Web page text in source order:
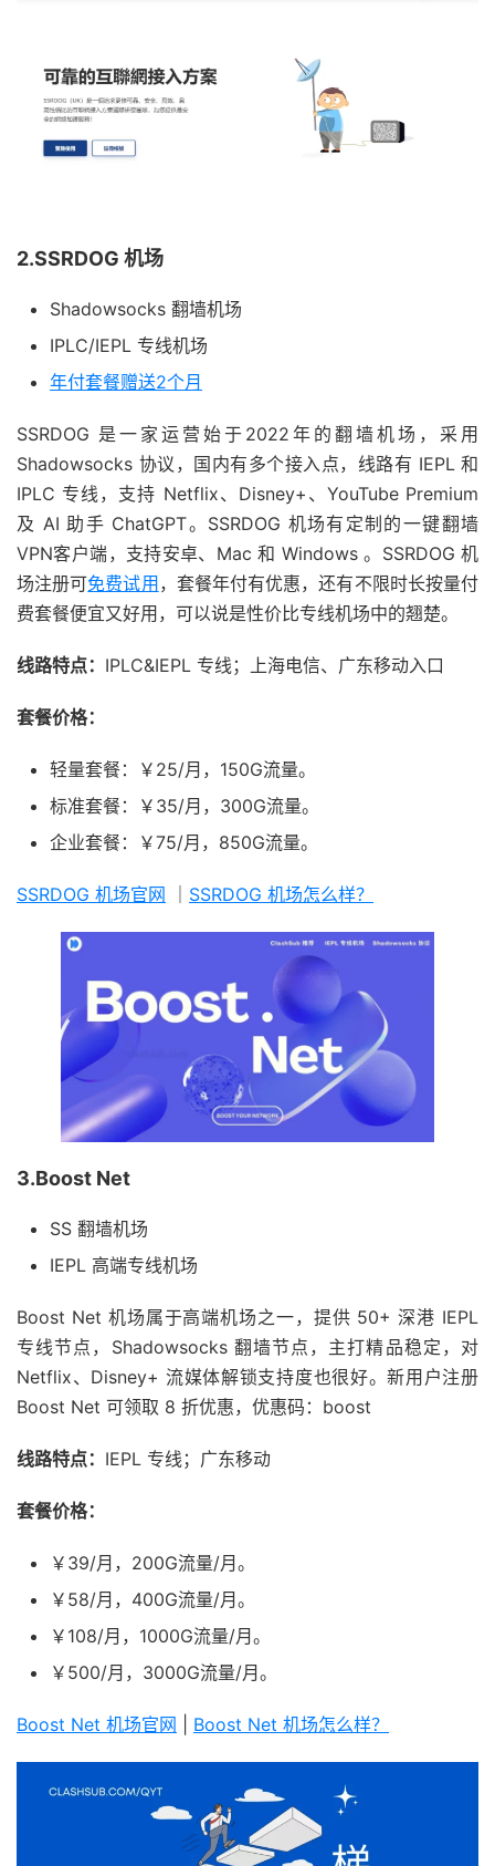
2.SSRDOG 机场
Shadowsocks 翻墙机场
IPLC/IEPL 专线机场
年付套餐赠送2个月
SSRDOG 是一家运营始于2022年的翻墙机场，采用
Shadowsocks 协议，国内有多个接入点，线路有 IEPL 和
IPLC 专线，支持 Netflix、Disney+、YouTube Premium
及 AI 助手 ChatGPT。SSRDOG 机场有定制的一键翻墙
VPN客户端，支持安卓、Mac 和 Windows 。SSRDOG 机
场注册可免费试用 ，套餐年付有优惠，还有不限时长按量付
费套餐便宜又好用，可以说是性价比专线机场中的翘楚。
线路特点： IPLC&IEPL 专线；上海电信、广东移动入口
套餐价格：
轻量套餐：￥25/月，150G流量。
标准套餐：￥35/月，300G流量。
企业套餐：￥75/月，850G流量。
SSRDOG 机场官网 SSRDOG 机场怎么样？
3.Boost Net
SS 翻墙机场
IEPL 高端专线机场
Boost Net 机场属于高端机场之一，提供 50+ 深港 IEPL
专线节点，Shadowsocks 翻墙节点，主打精品稳定，对
Netflix、Disney+ 流媒体解锁支持度也很好。新用户注册
Boost Net 可领取 8 折优惠，优惠码：boost
线路特点： IEPL 专线；广东移动
套餐价格：
￥39/月，200G流量/月。
￥58/月，400G流量/月。
￥108/月，1000G流量/月。
￥500/月，3000G流量/月。
Boost Net 机场官网 Boost Net 机场怎么样？